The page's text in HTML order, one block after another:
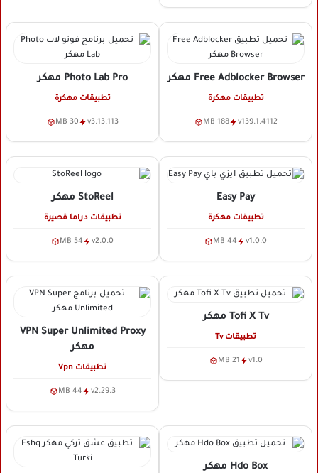
Photo Lab Pro مهكر
تطبيقات مهكرة
v3.13.113
30 MB
Free Adblocker Browser مهكر
تطبيقات مهكرة
v139.1.4112
188 MB
StoReel مهكر
تطبيقات دراما قصيرة
v2.0.0
54 MB
Easy Pay
تطبيقات مهكرة
v1.0.0
44 MB
VPN Super Unlimited Proxy
مهكر
تطبيقات Vpn
v2.29.3
44 MB
Tofi X Tv مهكر
تطبيقات Tv
v1.0
21 MB
Hdo Box مهكر